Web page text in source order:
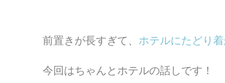
前置きが長すぎて、 ホテルにたどり着
今回はちゃんとホテルの話しです！